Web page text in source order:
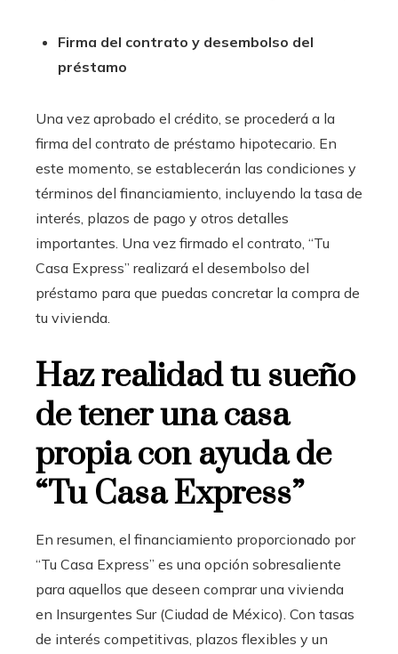
Firma del contrato y desembolso del
préstamo
Una vez aprobado el crédito, se procederá a la
firma del contrato de préstamo hipotecario. En
este momento, se establecerán las condiciones y
términos del financiamiento, incluyendo la tasa de
interés, plazos de pago y otros detalles
importantes. Una vez firmado el contrato, “Tu
Casa Express” realizará el desembolso del
préstamo para que puedas concretar la compra de
tu vivienda.
Haz realidad tu sueño
de tener una casa
propia con ayuda de
“Tu Casa Express”
En resumen, el financiamiento proporcionado por
“Tu Casa Express” es una opción sobresaliente
para aquellos que deseen comprar una vivienda
en Insurgentes Sur (Ciudad de México). Con tasas
de interés competitivas, plazos flexibles y un